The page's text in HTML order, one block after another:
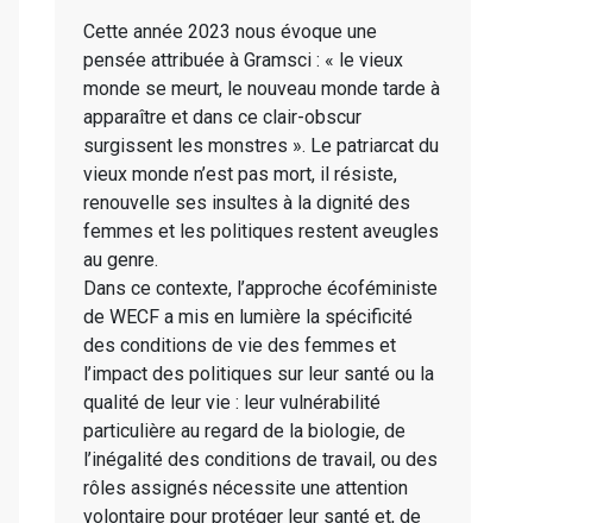
Cette année 2023 nous évoque une
pensée attribuée à Gramsci : « le vieux
monde se meurt, le nouveau monde tarde à
apparaître et dans ce clair-obscur
surgissent les monstres ». Le patriarcat du
vieux monde n’est pas mort, il résiste,
renouvelle ses insultes à la dignité des
femmes et les politiques restent aveugles
au genre.
Dans ce contexte, l’approche écoféministe
de WECF a mis en lumière la spécificité
des conditions de vie des femmes et
l’impact des politiques sur leur santé ou la
qualité de leur vie : leur vulnérabilité
particulière au regard de la biologie, de
l’inégalité des conditions de travail, ou des
rôles assignés nécessite une attention
volontaire pour protéger leur santé et, de